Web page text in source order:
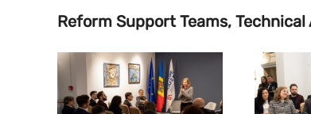
Reform Support Teams,